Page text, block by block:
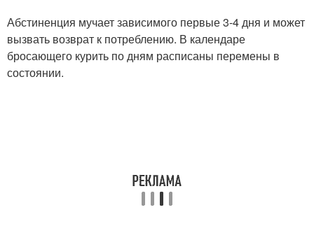
Абстиненция мучает зависимого первые 3-4 дня и может
вызвать возврат к потреблению. В календаре
бросающего курить по дням расписаны перемены в
состоянии.